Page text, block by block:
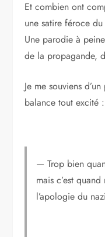
Et combien ont
une satire féroce
Une parodie à
de la propagande,
Je me souviens
balance tout excité :
— Trop bien
mais c’est
l’apologie du